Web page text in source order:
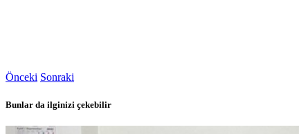
Önceki Sonraki
Bunlar da ilginizi çekebilir